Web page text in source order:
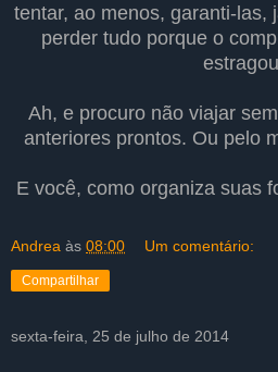
tentar, ao menos, garanti-las,
perder tudo porque o
Ah, e procuro não viajar
anteriores prontos. Ou pelo
E você, como organiza suas
Andrea às 08:00 Um comentário:
Compartilhar
sexta-feira, 25 de julho de 2014